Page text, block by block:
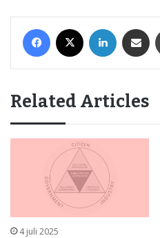
Related Articles
4 juli 2025